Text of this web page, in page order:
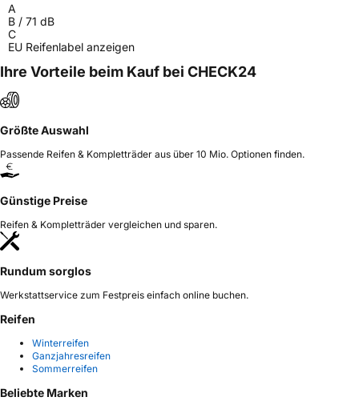
A
B / 71 dB
C
EU Reifenlabel anzeigen
Ihre Vorteile beim Kauf bei CHECK24
Größte Auswahl
Passende Reifen & Kompletträder aus über 10 Mio. Optionen finden.
Günstige Preise
Reifen & Kompletträder vergleichen und sparen.
Rundum sorglos
Werkstattservice zum Festpreis einfach online buchen.
Reifen
Winterreifen
Ganzjahresreifen
Sommerreifen
Beliebte Marken